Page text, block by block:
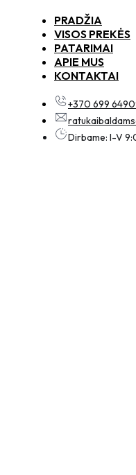
PRADŽIA
VISOS PREKĖS
PATARIMAI
APIE MUS
KONTAKTAI
+370 699
Dirbame: I-V